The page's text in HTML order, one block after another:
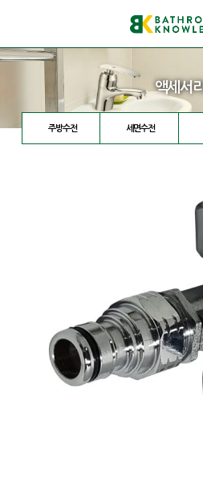
액세서리
주방수전 세면수전